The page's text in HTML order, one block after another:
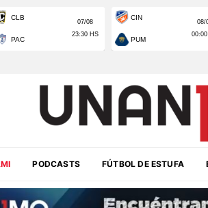
PODCASTS FÚTBOL DE ESTUFA